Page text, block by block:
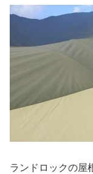
ランドロックの屋